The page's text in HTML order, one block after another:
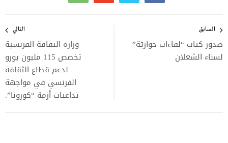
المقالات
السابق
صدور كتاب “لقاءات حواريّة”
لسناء الشعلان
التالي
وزارة الثقافة الفرنسية
تخصص 115 مليون يورو
لدعم قطاع الثقافة
الفرنسي في مواجهة
تداعيات أزمة “كورونا”.